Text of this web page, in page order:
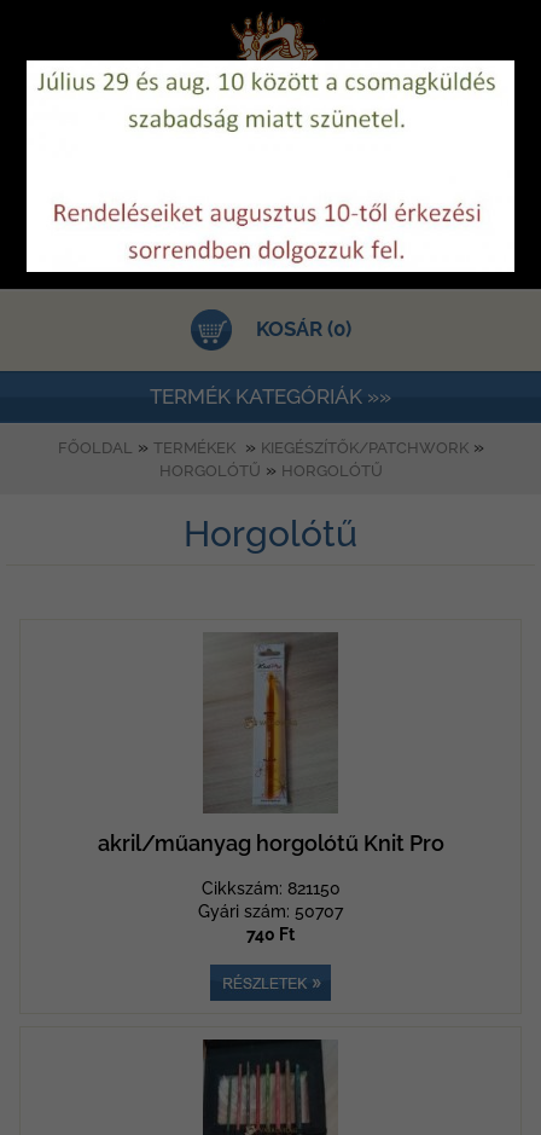
KOSÁR (0)
TERMÉK KATEGÓRIÁK »»
FŐOLDAL » TERMÉKEK » KIEGÉSZÍTŐK/PATCHWORK»
HORGOLÓTŰ » HORGOLÓTŰ
Horgolótű
akril/műanyag horgolótű Knit Pro
Cikkszám: 821150
Gyári szám: 50707
740 Ft